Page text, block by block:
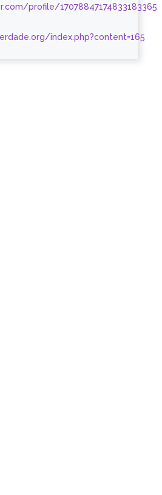
profile/17078847174833183365
index.php?content=165